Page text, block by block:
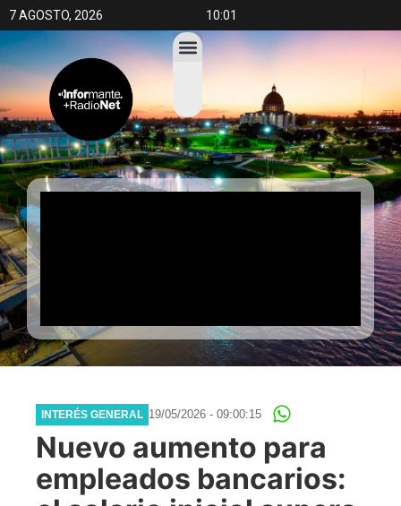
7 AGOSTO, 2026 10:01
INTERÉS GENERAL 19/05/2026 - 09:00:15
Nuevo aumento para
empleados bancarios: